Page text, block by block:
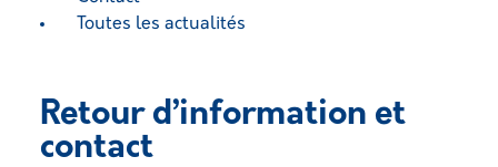
Toutes les actualités
Retour d’information et
contact